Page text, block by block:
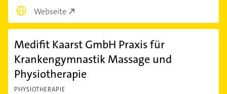
Webseite
Medifit Kaarst GmbH Praxis für
Krankengymnastik Massage und
Physiotherapie
PHYSIOTHERAPIE